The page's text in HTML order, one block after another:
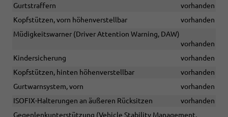
Gurtstraffern
vorhanden
Kopfstützen, vorn höhenverstellbar
vorhanden
Müdigkeitswarner (Driver Attention Warning, DAW)
vorhanden
Kindersicherung
vorhanden
Kopfstützen, hinten höhenverstellbar
vorhanden
Gurtwarnsystem, vorn
vorhanden
ISOFIX-Halterungen an äußeren Rücksitzen
vorhanden
Gegenlenkunterstützung (Vehicle Stability Management,